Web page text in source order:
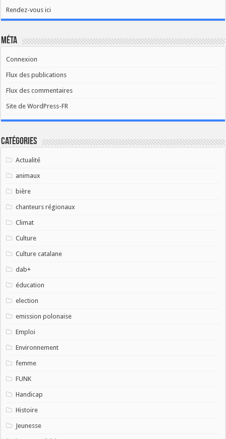
Rendez-vous ici
Méta
Connexion
Flux des publications
Flux des commentaires
Site de WordPress-FR
Catégories
Actualité
animaux
bière
chanteurs régionaux
Climat
Culture
Culture catalane
dab+
éducation
election
emission polonaise
Emploi
Environnement
femme
FUNK
Handicap
Histoire
Jeunesse